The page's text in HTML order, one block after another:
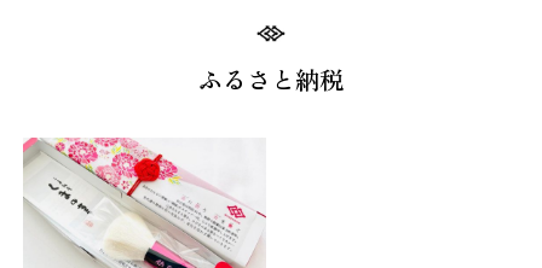
ふるさと納税